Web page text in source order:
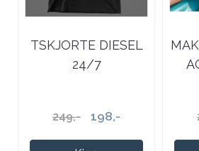
TSKJORTE DIESEL
24/7
249,- 198,-